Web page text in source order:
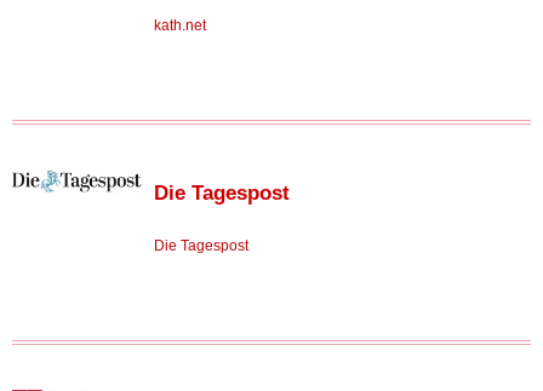
kath.net
Die Tagespost
Die Tagespost